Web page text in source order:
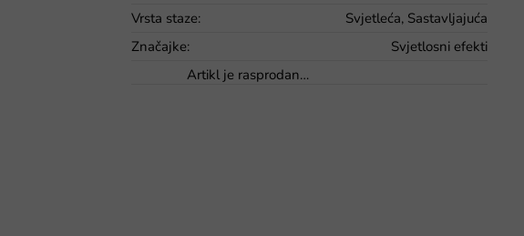
Vrsta staze:
Svjetleća, Sastavljajuća
Značajke:
Svjetlosni efekti
Artikl je rasprodan…